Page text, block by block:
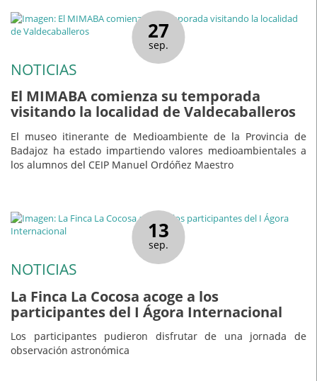
27
sep.
NOTICIAS
El MIMABA comienza su temporada
visitando la localidad de Valdecaballeros
El museo itinerante de Medioambiente de la Provincia de
Badajoz ha estado impartiendo valores medioambientales a
los alumnos del CEIP Manuel Ordóñez Maestro
13
sep.
NOTICIAS
La Finca La Cocosa acoge a los
participantes del I Ágora Internacional
Los participantes pudieron disfrutar de una jornada de
observación astronómica